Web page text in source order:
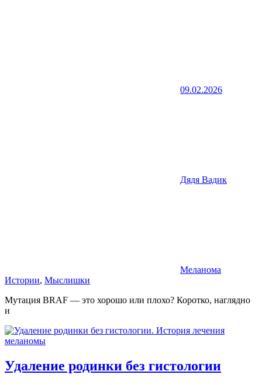
09.02.2026
Дядя Вадик
Меланома
Истории, Мыслишки
Мутация BRAF — это хорошо или плохо? Коротко, наглядно
и
Удаление родинки без гистологии